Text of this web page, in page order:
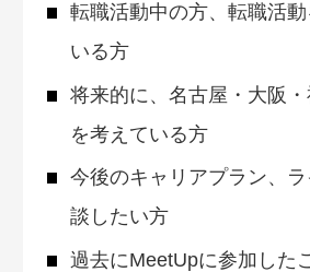
転職活動中の方、転職活
いる方
将来的に、名古屋・大阪
を考えている方
今後のキャリアプラン、
談したい方
過去にMeetUpに参加した